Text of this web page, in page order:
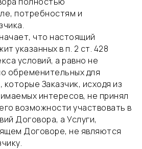
потребностям и
что настоящий
указанных в п. 2 ст. 428
условий, а равно не
обременительных для
которые Заказчик, исходя из
интересов, не принял
возможности участвовать в
Договора, а Услуги,
Договоре, не являются